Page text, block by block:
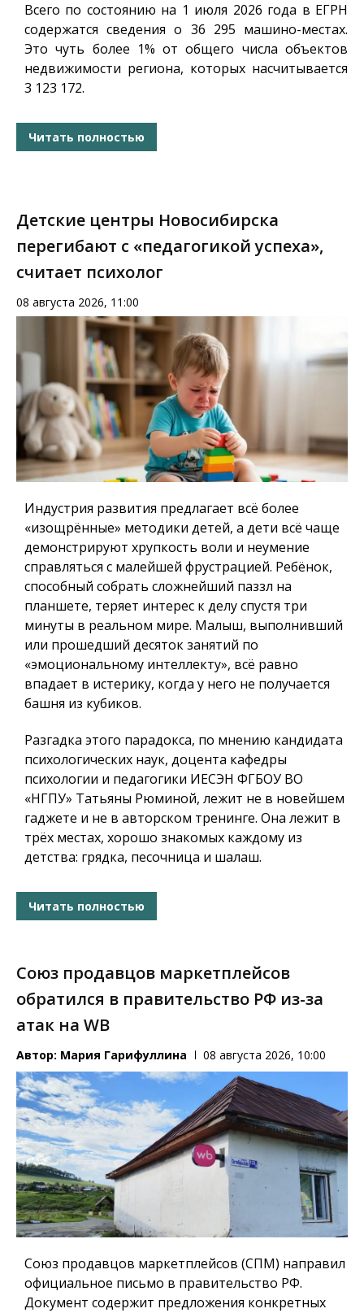
Всего по состоянию на 1 июля 2026 года в ЕГРН
содержатся сведения о 36 295 машино-местах.
Это чуть более 1% от общего числа объектов
недвижимости региона, которых насчитывается
3 123 172.
Читать полностью
Детские центры Новосибирска
перегибают с «педагогикой успеха»,
считает психолог
08 августа 2026, 11:00
Индустрия развития предлагает всё более
«изощрённые» методики детей, а дети всё чаще
демонстрируют хрупкость воли и неумение
справляться с малейшей фрустрацией. Ребёнок,
способный собрать сложнейший паззл на
планшете, теряет интерес к делу спустя три
минуты в реальном мире. Малыш, выполнивший
или прошедший десяток занятий по
«эмоциональному интеллекту», всё равно
впадает в истерику, когда у него не получается
башня из кубиков.
Разгадка этого парадокса, по мнению кандидата
психологических наук, доцента кафедры
психологии и педагогики ИЕСЭН ФГБОУ ВО
«НГПУ» Татьяны Рюминой, лежит не в новейшем
гаджете и не в авторском тренинге. Она лежит в
трёх местах, хорошо знакомых каждому из
детства: грядка, песочница и шалаш.
Читать полностью
Союз продавцов маркетплейсов
обратился в правительство РФ из-за
атак на WB
Автор: Мария Гарифуллина 08 августа 2026, 10:00
Союз продавцов маркетплейсов (СПМ) направил
официальное письмо в правительство РФ.
Документ содержит предложения конкретных